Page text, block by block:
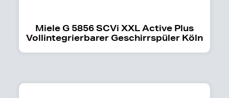
Miele G 5856 SCVi XXL Active Plus
Vollintegrierbarer Geschirrspüler Köln